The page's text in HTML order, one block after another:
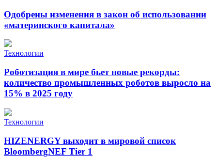
Одобрены изменения в закон об использовании
«материнского капитала»
Технологии
Роботизация в мире бьет новые рекорды:
количество промышленных роботов выросло на
15% в 2025 году
Технологии
HIZENERGY выходит в мировой список
BloombergNEF Tier 1